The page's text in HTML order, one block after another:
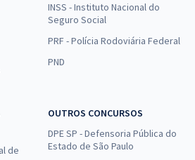
INSS - Instituto Nacional do
Seguro Social
PRF - Polícia Rodoviária Federal
PND
de
OUTROS CONCURSOS
DPE SP - Defensoria Pública do
Estado de São Paulo